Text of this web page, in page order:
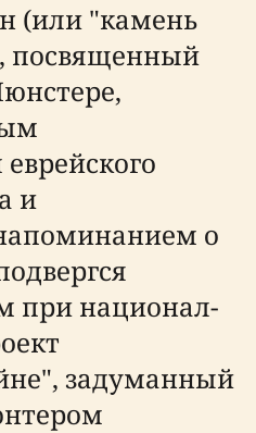
(или "камень
посвященный
и
о
при национал-
задуманный